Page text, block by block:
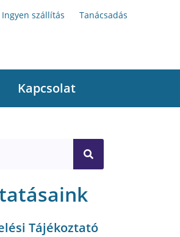
Ingyen szállítás Tanácsadás
Kapcsolat
Tájékoztató